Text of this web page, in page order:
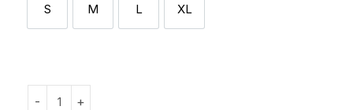
S
S M
M L
L XL
XL